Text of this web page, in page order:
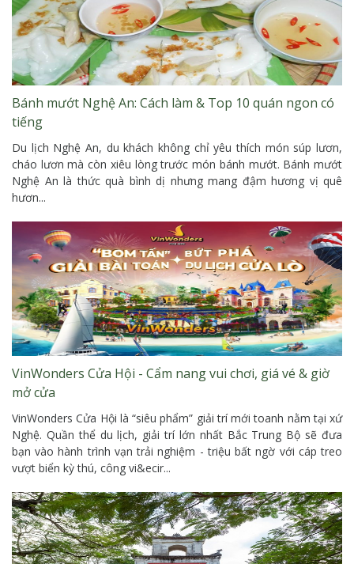
Bánh mướt Nghệ An: Cách làm & Top 10 quán ngon có
tiếng
Du lịch Nghệ An, du khách không chỉ yêu thích món súp lươn,
cháo lươn mà còn xiêu lòng trước món bánh mướt. Bánh mướt
Nghệ An là thức quà bình dị nhưng mang đậm hương vị quê
hươn...
VinWonders Cửa Hội - Cẩm nang vui chơi, giá vé & giờ
mở cửa
VinWonders Cửa Hội là “siêu phẩm” giải trí mới toanh nằm tại xứ
Nghệ. Quần thể du lịch, giải trí lớn nhất Bắc Trung Bộ sẽ đưa
bạn vào hành trình vạn trải nghiệm - triệu bất ngờ với cáp treo
vượt biển kỳ thú, công vi&ecir...